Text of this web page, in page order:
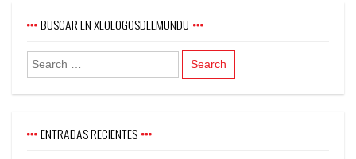
BUSCAR EN XEOLOGOSDELMUNDU
ENTRADAS RECIENTES